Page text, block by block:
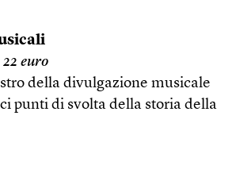
euro
della divulgazione musicale
punti di svolta della storia della